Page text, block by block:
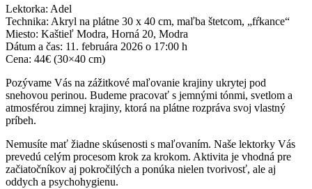
Lektorka: Adel
Technika: Akryl na plátne 30 x 40 cm, maľba štetcom, „fŕkance“
Miesto: Kaštieľ Modra, Horná 20, Modra
Dátum a čas: 11. februára 2026 o 17:00 h
Cena: 44€ (30×40 cm)
Pozývame Vás na zážitkové maľovanie krajiny ukrytej pod
snehovou perinou. Budeme pracovať s jemnými tónmi, svetlom a
atmosférou zimnej krajiny, ktorá na plátne rozpráva svoj vlastný
príbeh.
Nemusíte mať žiadne skúsenosti s maľovaním. Naše lektorky Vás
prevedú celým procesom krok za krokom. Aktivita je vhodná pre
začiatočníkov aj pokročilých a ponúka nielen tvorivosť, ale aj
oddych a psychohygienu.